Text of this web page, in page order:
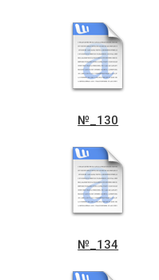
golos-vukonkom-_0028
golos-vukonkom-_0004
№_130
№_134